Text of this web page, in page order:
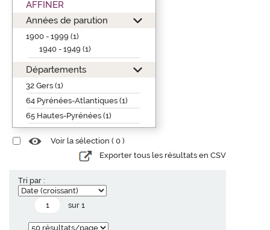
AFFINER
Années de parution
1900 - 1999 (1)
1940 - 1949 (1)
Départements
32 Gers (1)
64 Pyrénées-Atlantiques (1)
65 Hautes-Pyrénées (1)
Voir la sélection ( 0 )
Exporter tous les résultats en CSV
Tri par :
sur 1